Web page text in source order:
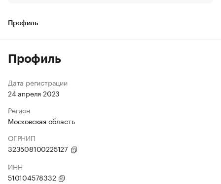
Профиль
Профиль
Дата регистрации
24 апреля 2023
Регион
Московская область
ОГРНИП
323508100225127
ИНН
510104578332